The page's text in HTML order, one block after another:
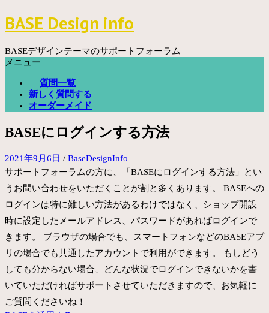
コ
ン
ン
ツ
BASE Design info
BASEデザインテーマのサポートフォーラム
メニュー
質問一覧
新しく質問する
オーダーメイド
BASEにログインする方法
2021年9月6日 / BaseDesignInfo
サポートフォーラムの方に、「BASEにログインする方法」とい
うお問い合わせをいただくことが割と多くあります。 BASEへの
ログインは特に難しい方法があるわけではなく、ショップ開設
時に設定したメールアドレス、パスワードがあればログインで
きます。 ブラウザの場合でも、スマートフォンなどのBASEアプ
リの場合でも共通したアカウントで利用ができます。 もしどう
しても分からない場合、どんな状況でログインできないかを書
いていただければサポートさせていただきますので、お気軽に
ご質問くださいね！